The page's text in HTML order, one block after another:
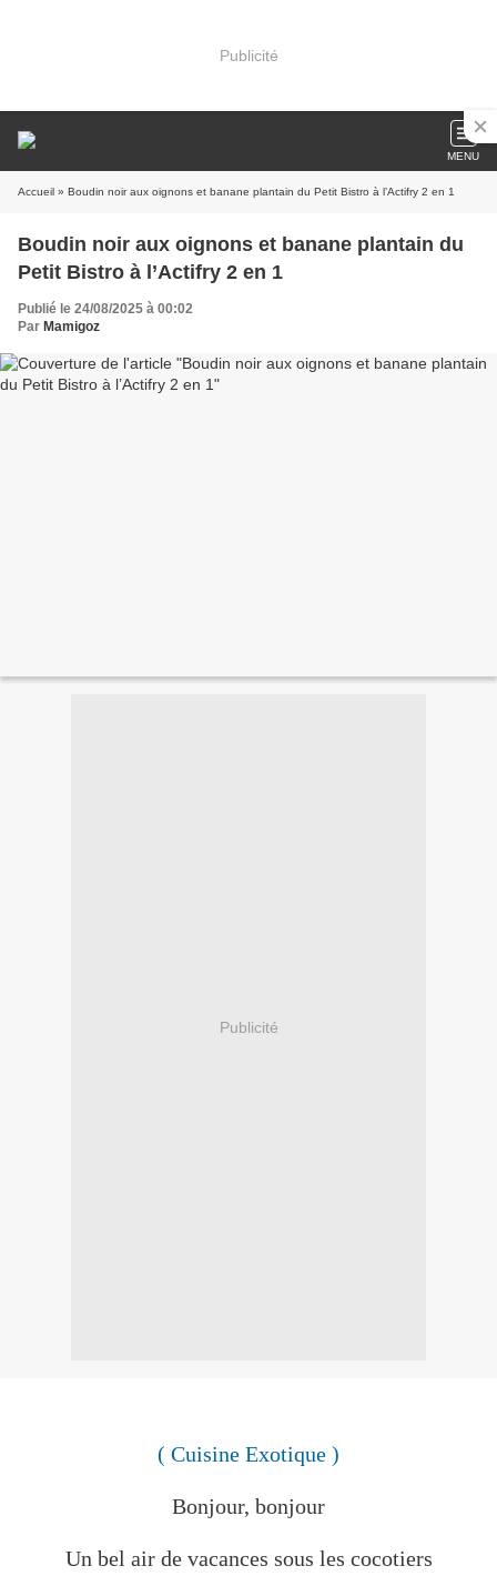
Publicité
MENU
Accueil » Boudin noir aux oignons et banane plantain du Petit Bistro à l’Actifry 2 en 1
Boudin noir aux oignons et banane plantain du
Petit Bistro à l’Actifry 2 en 1
Publié le 24/08/2025 à 00:02
Par Mamigoz
Publicité
( Cuisine Exotique )
Bonjour, bonjour
Un bel air de vacances sous les cocotiers